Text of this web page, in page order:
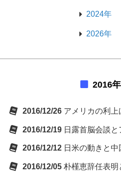
2024年
2026年
2016
2016/12/26 アメリカの利上
2016/12/19 日露首脳会談
2016/12/12 日米の動きと中
2016/12/05 朴槿恵辞任表明